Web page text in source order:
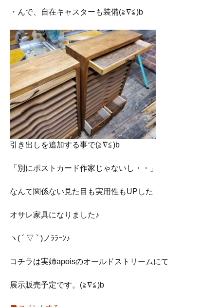
・んで、自在キャスターも装備(≧∇≦)b
引き出しを追加する事で(≧∇≦)b
「別にポストカード作家じゃないし・・」
なんて関係ない見た目も実用性もUPした
オサレ家具になりました♪
ヽ( ´ ▽ ` )ノﾗﾗｰﾝ♪
コチラは実姉apoisのオールドストリームにて
展示販売予定です。(≧∇≦)b